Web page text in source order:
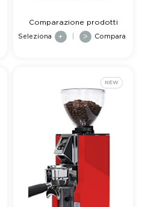
Comparazione prodotti
Seleziona + > Compara
NEW